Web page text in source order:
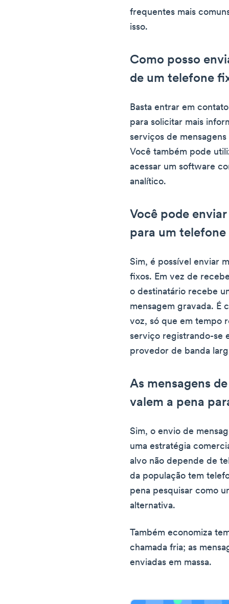
frequentes mais
isso.
Como posso
de um telefone
Basta entrar em
para solicitar mais
serviços de
Você também pode
acessar um software
analítico.
Você pode
para um telefone
Sim, é possível enviar
fixos. Em vez de
o destinatário recebe
mensagem gravada. É
voz, só que em tempo
serviço registrando-se
provedor de banda
As mensagens
valem a pena
Sim, o envio de
uma estratégia
alvo não depende de
da população tem
pena pesquisar como
alternativa.
Também economiza
chamada fria; as
enviadas em massa.